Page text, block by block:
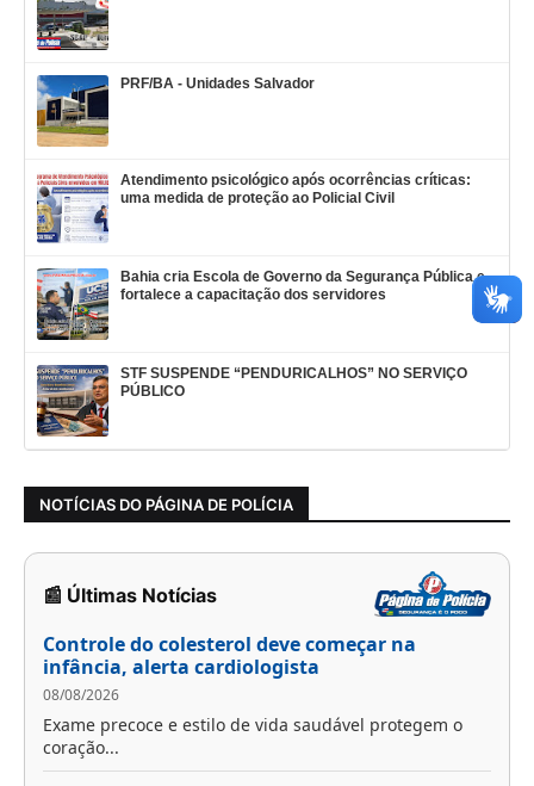
PRF/BA - Unidades Salvador
Atendimento psicológico após ocorrências críticas:
uma medida de proteção ao Policial Civil
Bahia cria Escola de Governo da Segurança Pública e
fortalece a capacitação dos servidores
STF SUSPENDE “PENDURICALHOS” NO SERVIÇO
PÚBLICO
NOTÍCIAS DO PÁGINA DE POLÍCIA
📰 Últimas Notícias
Controle do colesterol deve começar na
infância, alerta cardiologista
08/08/2026
Exame precoce e estilo de vida saudável protegem o
coração...